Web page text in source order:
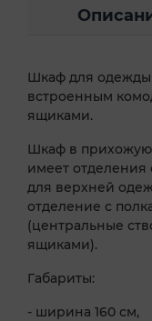
Шкаф для одежды
встроенным
ящиками.
Шкаф в
имеет
для верхней
отделение с
(центральные
ящиками).
Габариты:
- ширина 160 см,